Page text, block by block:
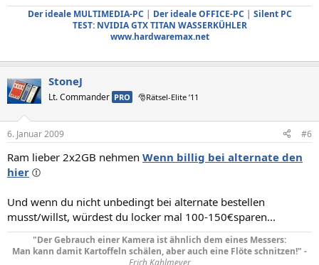
Der ideale MULTIMEDIA-PC | Der ideale OFFICE-PC | Silent PC
TEST: NVIDIA GTX TITAN WASSERKÜHLER
www.hardwaremax.net
StoneJ
Lt. Commander PRO 🎅Rätsel-Elite ’11
6. Januar 2009 #6
Ram lieber 2x2GB nehmen Wenn billig bei alternate den
hier
Und wenn du nicht unbedingt bei alternate bestellen
musst/willst, würdest du locker mal 100-150€sparen...
"Der Gebrauch einer Kamera ist ähnlich dem eines Messers:
Man kann damit Kartoffeln schälen, aber auch eine Flöte schnitzen!" -
Erich Kahlmeyer